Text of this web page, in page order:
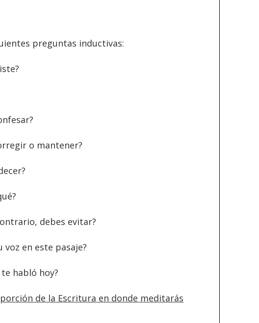
preguntas inductivas:
o mantener?
debes evitar?
voz en este pasaje?
habló hoy?
de la Escritura en donde meditarás